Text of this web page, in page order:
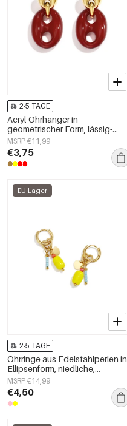
2-5 TAGE
Acryl-Ohrhänger in
geometrischer Form, lässig-
schlichte Serie, Damenschmuck
MSRP €11,99
€3,75
EU-Lager
2-5 TAGE
Ohrringe aus Edelstahlperlen in
Ellipsenform, niedliche,
schlichte Alltags-Serie,
Damenschmuck
MSRP €14,99
€4,50